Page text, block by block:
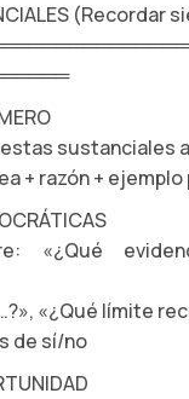
(Recordar
sustanciales
+ razón + ejemplo
«¿Qué
«¿Qué límite
de sí/no